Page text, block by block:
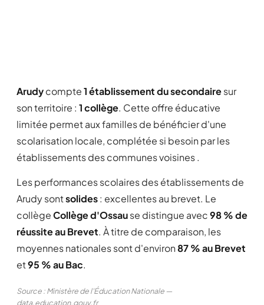
Arudycompte1 établissement du secondairesur
son territoire : 1 collège. Cette offre éducative
limitée permet aux familles de bénéficier d'une
scolarisation locale, complétée si besoin par les
établissements des communes voisines .
Les performances scolaires des établissements de
Arudy sontsolides: excellentes au brevet. Le
collègeCollège d'Ossause distingue avec98 % de
réussite au Brevet. À titre de comparaison, les
moyennes nationales sont d'environ87 % au Brevet
et95 % au Bac.
Source : Ministère de l'Éducation Nationale —
data.education.gouv.fr